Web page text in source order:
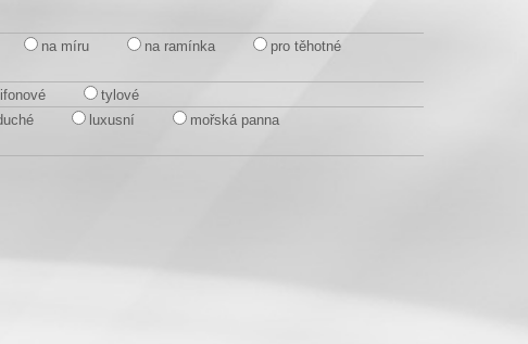
na míru na ramínka
pro těhotné
tylové
luxusní
mořská panna